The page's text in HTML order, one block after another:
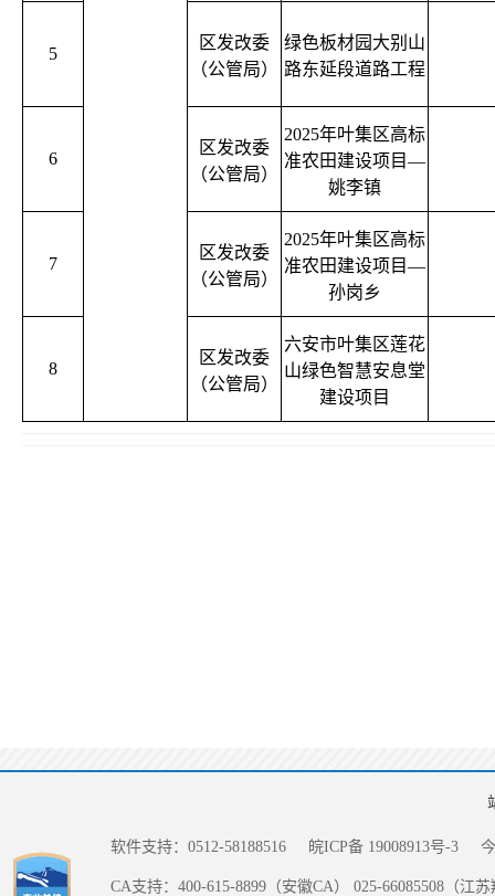
5
区发改委
（公管局）
绿色板材园大别山
路东延段道路工程
6
区发改委
（公管局）
2025年叶集区高标
准农田建设项目—
姚李镇
7
区发改委
（公管局）
2025年叶集区高标
准农田建设项目—
孙岗乡
8
区发改委
（公管局）
六安市叶集区莲花
山绿色智慧安息堂
建设项目
软件支持：0512-58188516 皖ICP备 19008913号-3
CA支持：400-615-8899（安徽CA） 025-66085508（江